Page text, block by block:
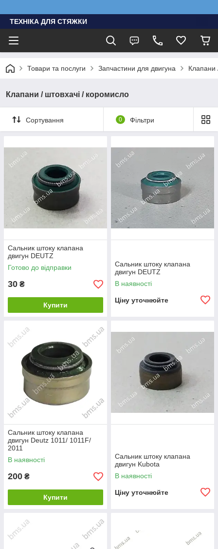
ТЕХНІКА ДЛЯ СТЯЖКИ
Товари та послуги Запчастини для двигуна Клапани
Клапани / штовхачі / коромисло
Сортування 0 Фільтри
Сальник штоку клапана
двигун DEUTZ
Готово до відправки
30 ₴
Купити
Сальник штоку клапана
двигун DEUTZ
В наявності
Ціну уточнюйте
Сальник штоку клапана
двигун Deutz 1011/ 1011F/
2011
В наявності
200 ₴
Купити
Сальник штоку клапана
двигун Kubota
В наявності
Ціну уточнюйте